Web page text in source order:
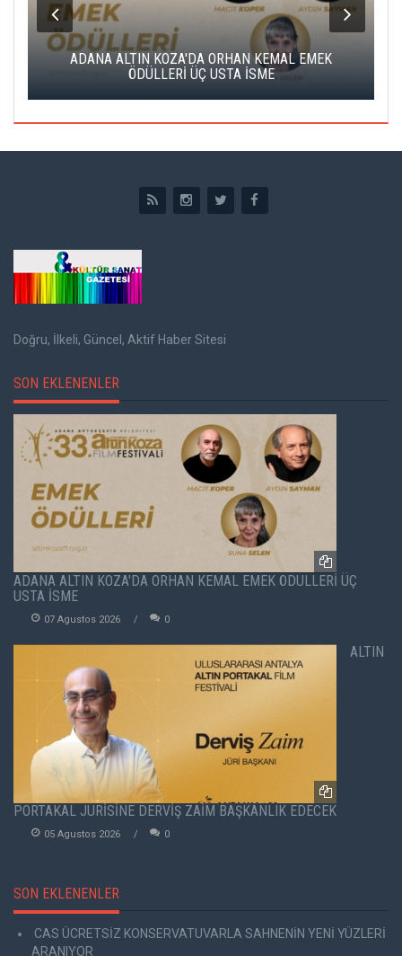
ADANA ALTIN KOZA'DA ORHAN KEMAL EMEK
ÖDÜLLERİ ÜÇ USTA İSME
Doğru, İlkeli, Güncel, Aktif Haber Sitesi
SON EKLENENLER
ADANA ALTIN KOZA'DA ORHAN KEMAL EMEK ÖDÜLLERİ ÜÇ
USTA İSME
07 Agustos 2026 0
ALTIN
PORTAKAL JÜRİSİNE DERVİŞ ZAİM BAŞKANLIK EDECEK
05 Agustos 2026 0
SON EKLENENLER
CAS ÜCRETSİZ KONSERVATUVARLA SAHNENİN YENİ YÜZLERİ
ARANIYOR